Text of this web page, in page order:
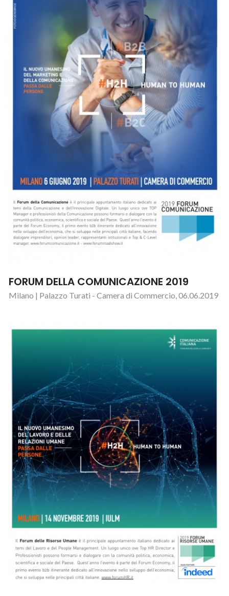
FORUM DELLA COMUNICAZIONE 2019
Milano | Palazzo Turati - Camera di Commercio, 06.06.2019